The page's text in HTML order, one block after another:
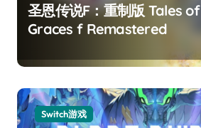
圣恩传说F：重制版 Tales of
Graces f Remastered
Switch游戏